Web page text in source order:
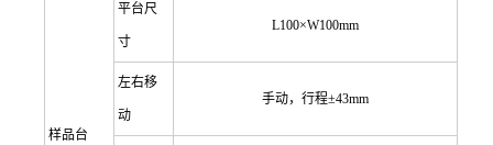
样品台
平台尺
寸
L100×W100mm
左右移
动
手动，行程±43mm